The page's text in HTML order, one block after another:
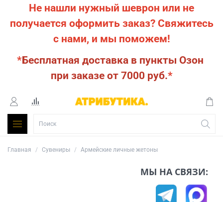
Не нашли нужный шеврон или не
получается оформить заказ? Свяжитесь
с нами, и мы поможем!
*Бесплатная доставка в пункты Озон
при заказе от 7000 руб.*
Главная Сувениры Армейские личные жетоны
МЫ НА СВЯЗИ: